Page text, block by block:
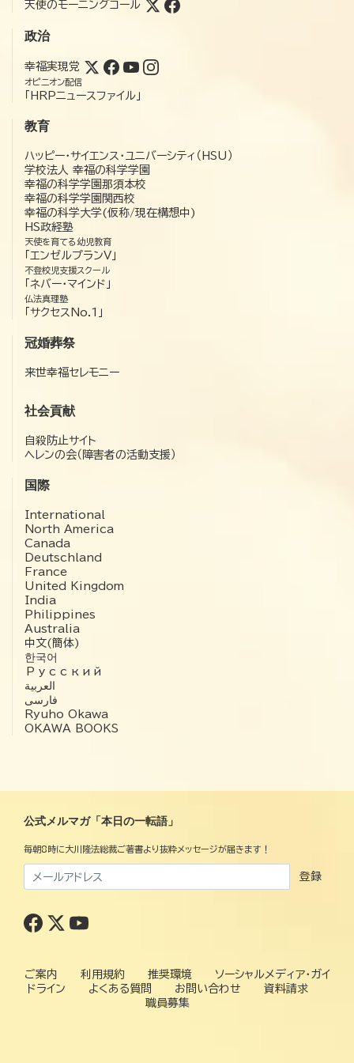
天使のモーニングコール
政治
幸福実現党
オピニオン配信
「HRPニュースファイル」
教育
ハッピー・サイエンス・ユニバーシティ（HSU）
学校法人 幸福の科学学園
幸福の科学学園那須本校
幸福の科学学園関西校
幸福の科学大学(仮称/現在構想中)
HS政経塾
天使を育てる幼児教育
「エンゼルプランV」
不登校児支援スクール
「ネバー・マインド」
仏法真理塾
「サクセスNo.1」
冠婚葬祭
来世幸福セレモニー
社会貢献
自殺防止サイト
ヘレンの会（障害者の活動支援）
国際
International
North America
Canada
Deutschland
France
United Kingdom
India
Philippines
Australia
中文(簡体)
한국어
Русский
العربية‏
فارسی
Ryuho Okawa
OKAWA BOOKS
公式メルマガ「本日の一転語」
毎朝8時に大川隆法総裁ご著書より抜粋メッセージが届きます！
登録
ご案内 利用規約 推奨環境
ソーシャルメディア・ガイ
ドライン
よくある質問 お問い合わせ
資料請求
職員募集